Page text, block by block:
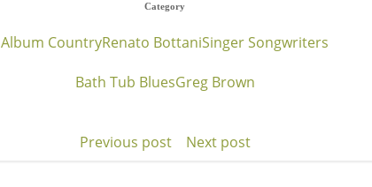
Category
Album CountryRenato BottaniSinger Songwriters
Bath Tub BluesGreg Brown
Post
Previous post
Post
Next post